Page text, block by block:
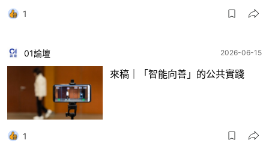
1
01論壇 2026-06-15
來稿｜「智能向善」的公共實踐
1